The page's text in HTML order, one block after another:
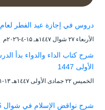
دروس في إجازة عيد الفطر لعام 1447
الأربعاء ۲۷ شوال ۱٤٤۷هـ ۱۵-٤-۲۰۲٦م
الأولى 1447
الخميس ۲۲ جمادى الأولى ۱٤٤۷هـ ۱۳-۱۱-۲۰۲۵م